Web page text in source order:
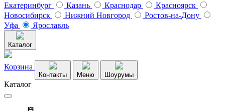
Екатеринбург
Казань Краснодар
Красноярск
Новосибирск
Нижний Новгород
Ростов-на-Дону
Уфа
Ярославль
Каталог
Корзина
Контакты Меню Шоурумы
Каталог